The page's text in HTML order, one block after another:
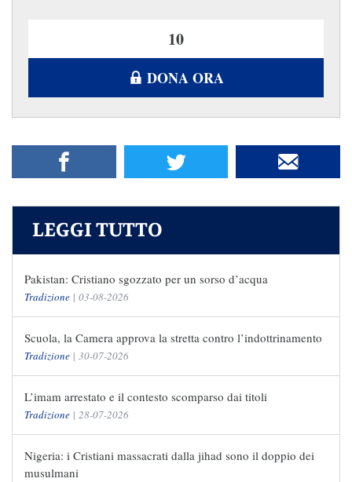
DONA ORA
LEGGI TUTTO
Pakistan: Cristiano sgozzato per un sorso d’acqua
Tradizione | 03-08-2026
Scuola, la Camera approva la stretta contro l’indottrinamento
Tradizione | 30-07-2026
L’imam arrestato e il contesto scomparso dai titoli
Tradizione | 28-07-2026
Nigeria: i Cristiani massacrati dalla jihad sono il doppio dei
musulmani